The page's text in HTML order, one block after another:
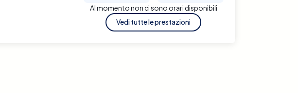
Al momento non ci sono orari disponibili
Vedi tutte le prestazioni